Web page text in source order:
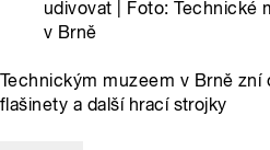
udivovat | Foto: Technické
v Brně
Technickým muzeem v Brně zní
flašinety a další hrací strojky